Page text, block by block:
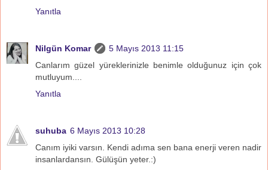
Yanıtla
Nilgün Komar
5 Mayıs 2013 11:15
Canlarım güzel yüreklerinizle benimle olduğunuz için çok
mutluyum....
Yanıtla
suhuba 6 Mayıs 2013 10:28
Canım iyiki varsın. Kendi adıma sen bana enerji veren nadir
insanlardansın. Gülüşün yeter.:)